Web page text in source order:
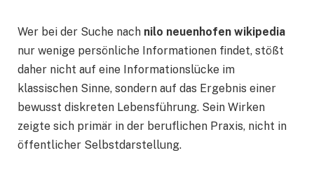
Wer bei der Suche nach nilo neuenhofen wikipedia
nur wenige persönliche Informationen findet, stößt
daher nicht auf eine Informationslücke im
klassischen Sinne, sondern auf das Ergebnis einer
bewusst diskreten Lebensführung. Sein Wirken
zeigte sich primär in der beruflichen Praxis, nicht in
öffentlicher Selbstdarstellung.